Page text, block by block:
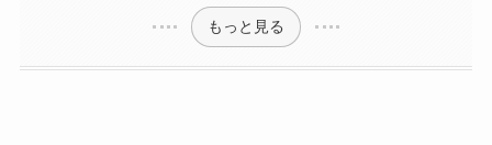
もっと見る